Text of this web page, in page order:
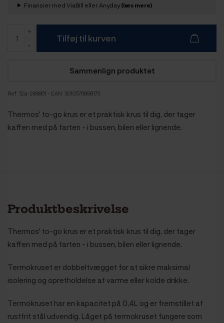
Finansier med ViaBill eller Anyday(læs mere)
Tilføj til kurven
Sammenlign produktet
Ref: 12q-248861 - EAN: 5010576898173
Thermos' to-go krus er et praktisk krus til dig, der tager
kaffen med på farten - i bussen, bilen eller lignende.
Produktbeskrivelse
Thermos' to-go krus er et praktisk krus til dig, der tager
kaffen med på farten - i bussen, bilen eller lignende.
Termokruset er dobbeltvægget for at sikre maksimal
isolering og opretholdelse af varme eller kolde drikke.
Termokruset har en kapacitet på 0,4L og er fremstillet af
rustfrit stål udvendig. Låget på termokruset fungere som